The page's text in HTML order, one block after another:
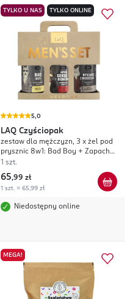
TYLKO U NAS TYLKO ONLINE
5,0
LAQ Czyściopak
zestaw dla mężczyzn, 3 x żel pod
prysznic 8w1: Bad Boy + Zapach
Seksu i Biznesu + Ryszard z
1 szt.
65,99 zł
1 szt. = 65,99 zł
Niedostępny online
MEGA!